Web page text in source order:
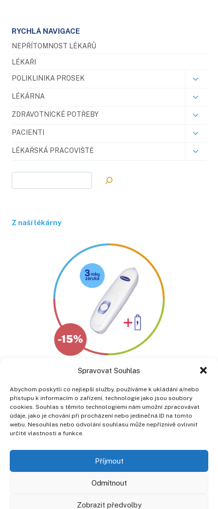
Spravovat Souhlas
Abychom poskytli co nejlepší služby, používáme k ukládání a/nebo
přístupu k informacím o zařízení, technologie jako jsou soubory
cookies. Souhlas s těmito technologiemi nám umožní zpracovávat
údaje, jako je chování při procházení nebo jedinečná ID na tomto
webu. Nesouhlas nebo odvolání souhlasu může nepříznivě ovlivnit
určité vlastnosti a funkce.
Příjmout
Odmítnout
Zobrazit předvolby
RYCHLÁ NAVIGACE
NEPŘÍTOMNOST LÉKAŘŮ
LÉKAŘI
POLIKLINIKA PROSEK
menu
LÉKÁRNA
menu
ZDRAVOTNICKÉ POTŘEBY
menu
PACIENTI
menu
LÉKAŘSKÁ PRACOVIŠTĚ
Z naší lékárny
Poliklinika Prosek a. s.
Lovosická 440/40, 190 00 Praha 9
telefon: +420 266 010 111
Lékárna: +420 266 010 257